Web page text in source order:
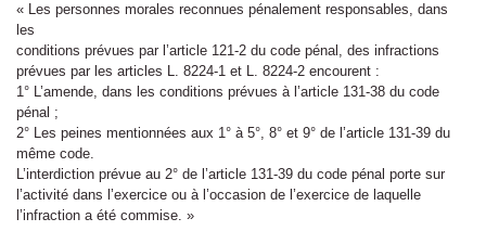
« Les personnes morales reconnues pénalement responsables, dans
les
conditions prévues par l’article 121-2 du code pénal, des infractions
prévues par les articles L. 8224-1 et L. 8224-2 encourent :
1° L’amende, dans les conditions prévues à l’article 131-38 du code
pénal ;
2° Les peines mentionnées aux 1° à 5°, 8° et 9° de l’article 131-39 du
même code.
L’interdiction prévue au 2° de l’article 131-39 du code pénal porte sur
l’activité dans l’exercice ou à l’occasion de l’exercice de laquelle
l’infraction a été commise. »